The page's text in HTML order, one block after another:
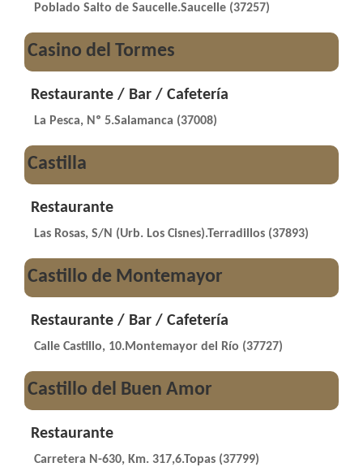
Poblado Salto de Saucelle.Saucelle (37257)
Casino del Tormes
Restaurante / Bar / Cafetería
La Pesca, Nº 5.Salamanca (37008)
Castilla
Restaurante
Las Rosas, S/N (Urb. Los Cisnes).Terradillos (37893)
Castillo de Montemayor
Restaurante / Bar / Cafetería
Calle Castillo, 10.Montemayor del Río (37727)
Castillo del Buen Amor
Restaurante
Carretera N-630, Km. 317,6.Topas (37799)